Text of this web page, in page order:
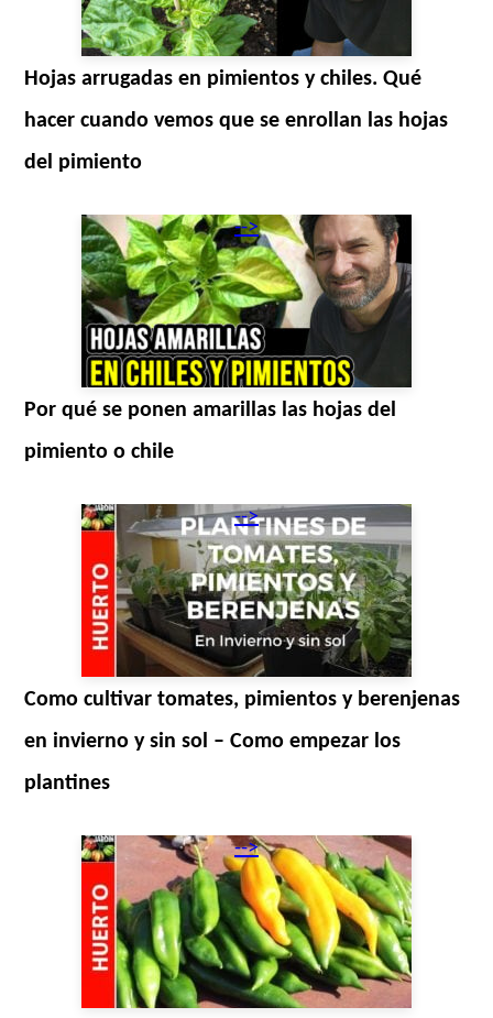
Hojas arrugadas en pimientos y chiles. Qué
hacer cuando vemos que se enrollan las hojas
del pimiento
-->
Por qué se ponen amarillas las hojas del
pimiento o chile
-->
Como cultivar tomates, pimientos y berenjenas
en invierno y sin sol – Como empezar los
plantines
-->